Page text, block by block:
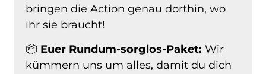
bringen die Action genau dorthin, wo
ihr sie braucht!
📦 Euer Rundum-sorglos-Paket: Wir
kümmern uns um alles, damit du dich